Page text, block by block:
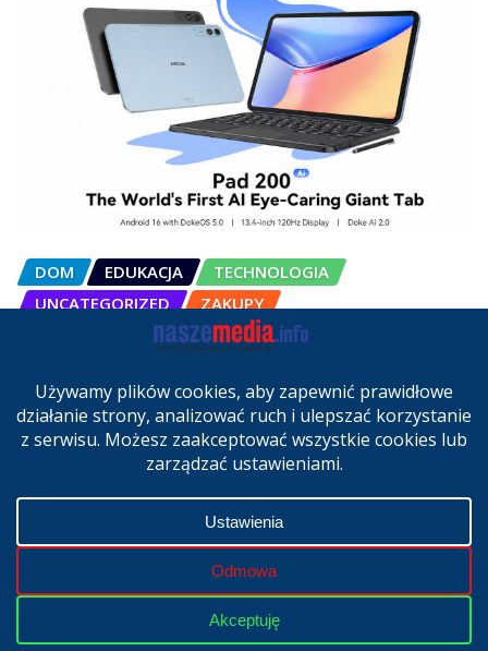
DOM EDUKACJA
TECHNOLOGIA
UNCATEGORIZED
ZAKUPY
OSCAL Pad 200 alternatywą dla
sprzedaży w Polsce
cze 27, 2026